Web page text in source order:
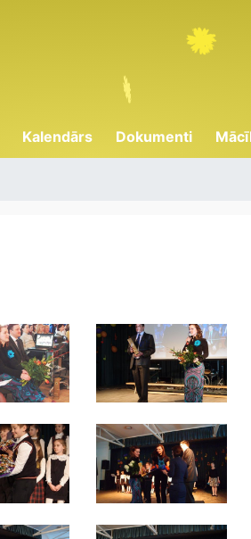
Kalendārs Dokumenti